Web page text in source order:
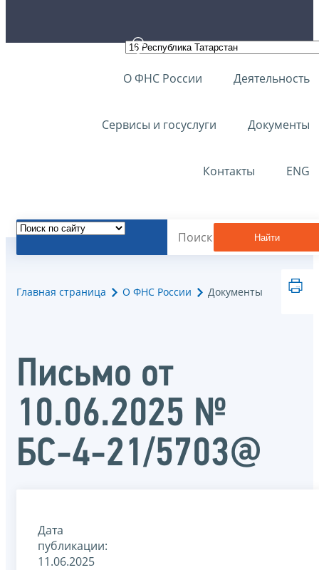
О ФНС России Деятельность
Сервисы и госуслуги Документы
Контакты ENG
Найти
Главная страница О ФНС России Документы
Письмо от
10.06.2025 №
БС-4-21/5703@
Дата
публикации:
11.06.2025